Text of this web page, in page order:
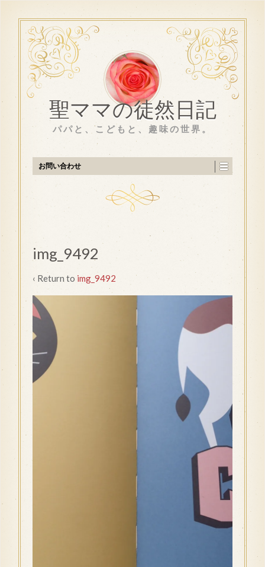
聖ママの徒然日記
パパと、こどもと、趣味の世界。
お問い合わせ
img_9492
‹ Return to img_9492